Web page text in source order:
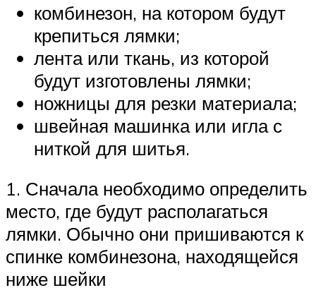
комбинезон, на котором будут
крепиться лямки;
лента или ткань, из которой
будут изготовлены лямки;
ножницы для резки материала;
швейная машинка или игла с
ниткой для шитья.
1. Сначала необходимо определить
место, где будут располагаться
лямки. Обычно они пришиваются к
спинке комбинезона, находящейся
ниже шейки